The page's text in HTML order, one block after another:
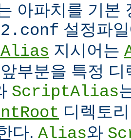
아파치를 기본
설정파
지시어는
부분을 특정
ScriptAlias
디렉토
다. Alias와